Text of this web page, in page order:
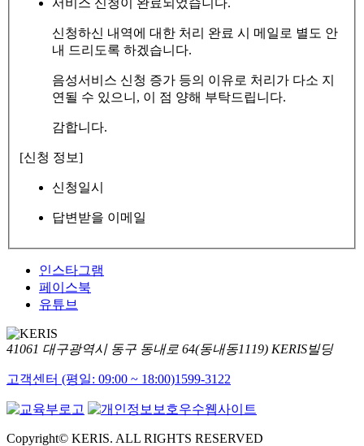
신청하신 내역에 대한 처리 완료 시 메일로 별도 안
내 드리도록 하겠습니다.
음성서비스 신청 증가 등의 이유로 처리가 다소 지
연될 수 있으니, 이 점 양해 부탁드립니다.
감합니다.
[신청 정보]
신청일시
답변받을 이메일
인스타그램
페이스북
유튜브
41061 대구광역시 동구 동내로 64(동내동1119) KERIS빌딩
고객센터 (평일: 09:00 ~ 18:00)1599-3122
Copyright© KERIS. ALL RIGHTS RESERVED